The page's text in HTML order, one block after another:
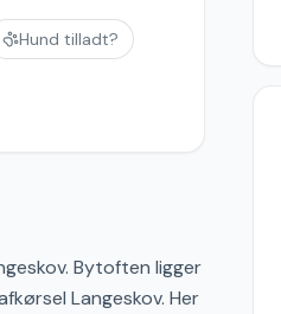
Hund tilladt?
Bytoften ligger
Langeskov. Her